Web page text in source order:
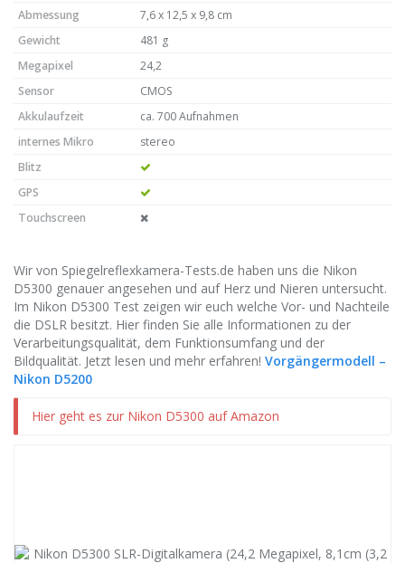
Abmessung
7,6 x 12,5 x 9,8 cm
Gewicht
481 g
Megapixel
24,2
Sensor
CMOS
Akkulaufzeit
ca. 700 Aufnahmen
internes Mikro
stereo
Blitz
GPS
Touchscreen
Wir von Spiegelreflexkamera-Tests.de haben uns die Nikon
D5300 genauer angesehen und auf Herz und Nieren untersucht.
Im Nikon D5300 Test zeigen wir euch welche Vor- und Nachteile
die DSLR besitzt. Hier finden Sie alle Informationen zu der
Verarbeitungsqualität, dem Funktionsumfang und der
Bildqualität. Jetzt lesen und mehr erfahren! Vorgängermodell –
Nikon D5200
Hier geht es zur Nikon D5300 auf Amazon